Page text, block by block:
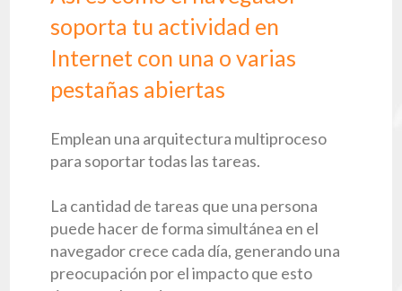
soporta tu actividad en
Internet con una o varias
pestañas abiertas
Emplean una arquitectura multiproceso
para soportar todas las tareas.
La cantidad de tareas que una persona
puede hacer de forma simultánea en el
navegador crece cada día, generando una
preocupación por el impacto que esto